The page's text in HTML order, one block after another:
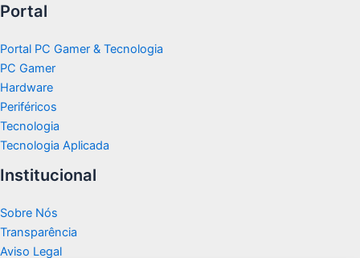
Portal
Portal PC Gamer & Tecnologia
PC Gamer
Hardware
Periféricos
Tecnologia
Tecnologia Aplicada
Institucional
Sobre Nós
Transparência
Aviso Legal